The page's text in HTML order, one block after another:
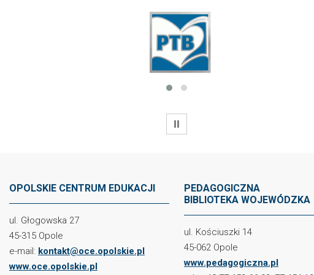
WSTRZYMAJ
OPOLSKIE CENTRUM EDUKACJI
ul. Głogowska 27
45-315 Opole
e-mail: kontakt@oce.opolskie.pl
www.oce.opolskie.pl
PEDAGOGICZNA
BIBLIOTEKA WOJEWÓDZKA
ul. Kościuszki 14
45-062 Opole
www.pedagogiczna.pl